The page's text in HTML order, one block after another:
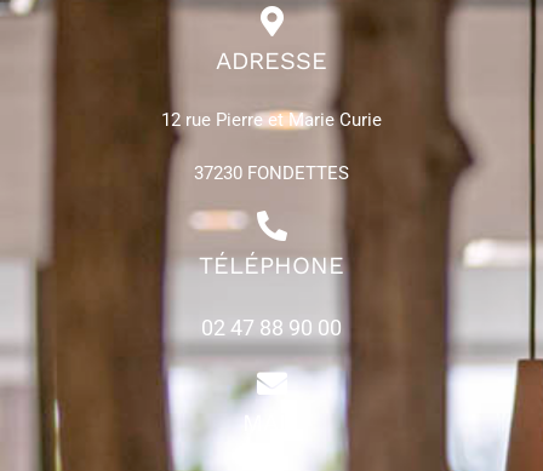
ADRESSE
12 rue Pierre et Marie Curie
37230 FONDETTES
TÉLÉPHONE
02 47 88 90 00
MAIL